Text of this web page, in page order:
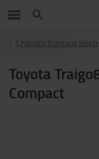
Chariots frontaux
Toyota
Compact